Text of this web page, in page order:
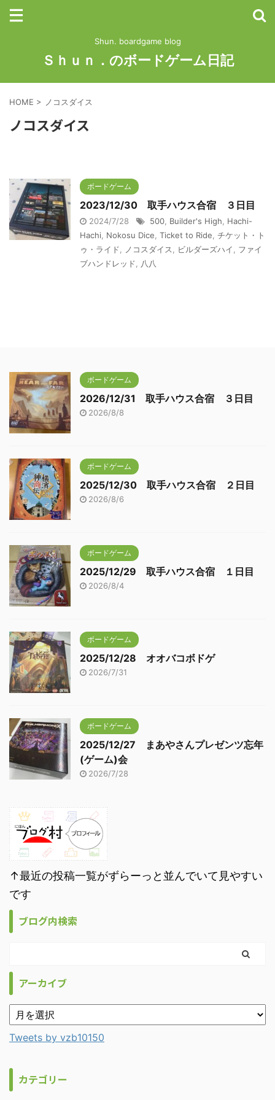
Shun. boardgame blog
Ｓｈｕｎ．のボードゲーム日記
HOME > ノコスダイス
ノコスダイス
ボードゲーム
2023/12/30 取手ハウス合宿 ３日目
2024/7/28 500 Builder's High
Hachi-
Hachi
Nokosu Dice Ticket to Ride チケット・ト
ゥ・ライド
ノコスダイス ビルダーズハイ
ファイ
ブハンドレッド
八八
ボードゲーム
2026/12/31 取手ハウス合宿 ３日目
2026/8/8
ボードゲーム
2025/12/30 取手ハウス合宿 ２日目
2026/8/6
ボードゲーム
2025/12/29 取手ハウス合宿 １日目
2026/8/4
ボードゲーム
2025/12/28 オオバコボドゲ
2026/7/31
ボードゲーム
2025/12/27 まあやさんプレゼンツ忘年
(ゲーム)会
2026/7/28
↑最近の投稿一覧がずらーっと並んでいて見やすい
です
ブログ内検索
アーカイブ
Tweets by vzb10150
カテゴリー